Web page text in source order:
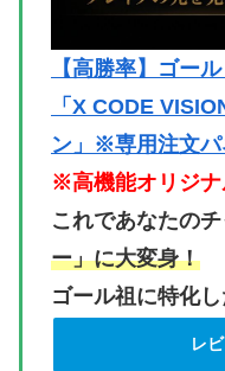
【高勝率】ゴー
「X CODE
ン」※専用注文パ
※高機能オリジ
これであなたの
ー」に大変身！
ゴール祖に特化
レ